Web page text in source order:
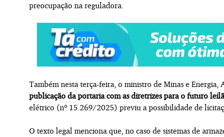
preocupação na reguladora.
Também nesta terça-feira, o ministro de Minas e
publicação da portaria com as diretrizes para o futuro
elétrico (nº 15.269/2025) previu a possibilidade de
O texto legal menciona que, no caso de sistemas de